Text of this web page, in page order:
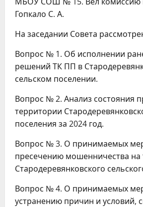
Гопкало С. А.
На заседании Совета
Вопрос № 1. Об исполнении
решений ТК ПП в
сельском поселении.
Вопрос № 2. Анализ состояния
территории
поселения за 2024 год.
Вопрос № 3. О принимаемых
пресечению мошенничества на
Стародеревянковского
Вопрос № 4. О принимаемых
устранению причин и условий,